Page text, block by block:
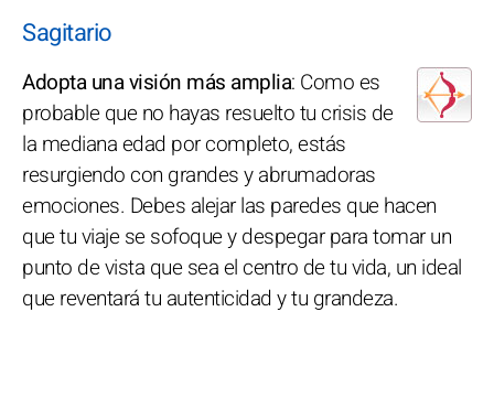
Sagitario
Adopta una visión más amplia: Como es
probable que no hayas resuelto tu crisis de
la mediana edad por completo, estás
resurgiendo con grandes y abrumadoras
emociones. Debes alejar las paredes que hacen
que tu viaje se sofoque y despegar para tomar un
punto de vista que sea el centro de tu vida, un ideal
que reventará tu autenticidad y tu grandeza.